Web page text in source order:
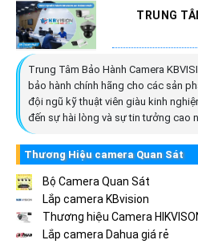
TRUNG
Trung Tâm Bảo Hành Camera
bảo hành chính hãng cho các sản
đội ngũ kỹ thuật viên giàu kinh
đến sự hài lòng và sự tin tưởng cao
Thương Hiệu camera Quan Sát
Bộ Camera Quan Sát
Lắp camera KBvision
Thương hiệu Camera
Lắp camera Dahua giá rẻ